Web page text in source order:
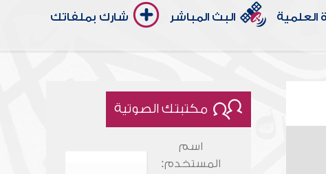
العلمية البث المباشر شارك بملفاتك
مكتبتك الصوتية
اسم
المستخدم: